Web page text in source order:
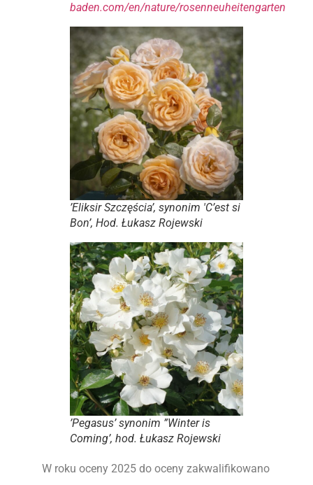
baden.com/en/nature/rosenneuheitengarten
’Eliksir Szczęścia’, synonim 'C’est si
Bon’, Hod. Łukasz Rojewski
’Pegasus’ synonim ”Winter is
Coming’, hod. Łukasz Rojewski
W roku oceny 2025 do oceny zakwalifikowano